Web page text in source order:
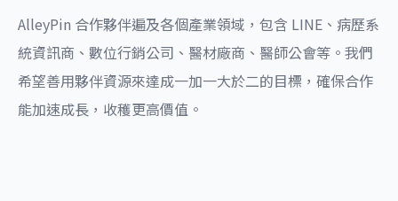
AlleyPin 合作夥伴遍及各個產業領域，包含 LINE、病歷系
統資訊商、數位行銷公司、醫材廠商、醫師公會等。我們
希望善用夥伴資源來達成一加一大於二的目標，確保合作
能加速成長，收穫更高價值。